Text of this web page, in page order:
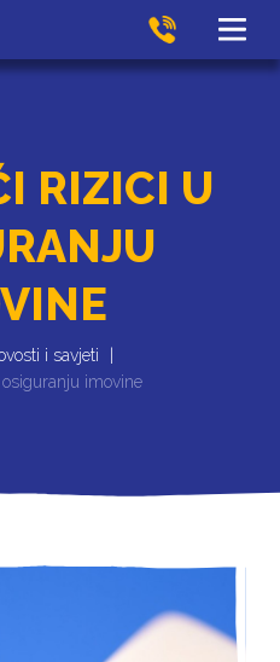
RIZICI U
i savjeti
imovine